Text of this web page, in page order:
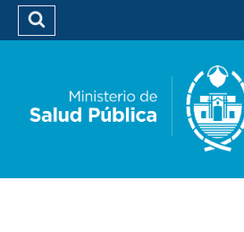
Biblioteca
Buscar